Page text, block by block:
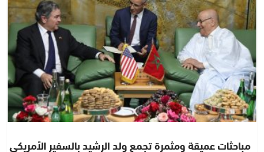
مباحثات عميقة ومثمرة تجمع ولد الرشيد بالسفير الأمريكي